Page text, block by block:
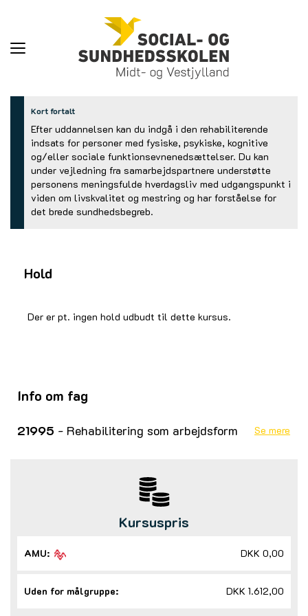
Toggle
Kort fortalt
Efter uddannelsen kan du indgå i den rehabiliterende
indsats for personer med fysiske, psykiske, kognitive
og/eller sociale funktionsevnenedsættelser. Du kan
under vejledning fra samarbejdspartnere understøtte
personens meningsfulde hverdagsliv med udgangspunkt i
viden om livskvalitet og mestring og har forståelse for
det brede sundhedsbegreb.
Hold
Der er pt. ingen hold udbudt til dette kursus.
Info om fag
21995 - Rehabilitering som arbejdsform Se mere
Kursuspris
AMU: DKK 0,00
Uden for målgruppe: DKK 1.612,00